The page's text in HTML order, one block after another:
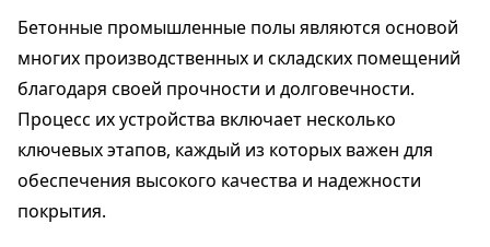
Бетонные промышленные полы являются основой
многих производственных и складских помещений
благодаря своей прочности и долговечности.
Процесс их устройства включает несколько
ключевых этапов, каждый из которых важен для
обеспечения высокого качества и надежности
покрытия.